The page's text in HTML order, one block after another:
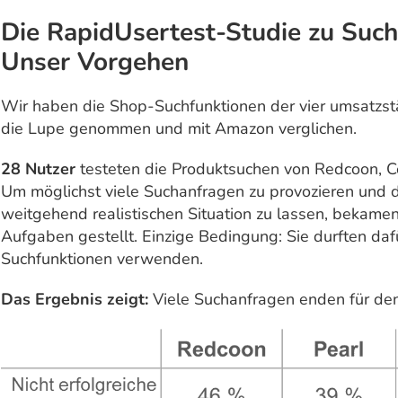
Die RapidUsertest-Studie zu
Unser Vorgehen
Wir haben die Shop-Suchfunktionen der vier
die Lupe genommen und mit Amazon verglichen.
28 Nutzer testeten die Produktsuchen von Redcoon,
Um möglichst viele Suchanfragen zu provozieren und
weitgehend realistischen Situation zu lassen,
Aufgaben gestellt. Einzige Bedingung: Sie durften
Suchfunktionen verwenden.
Das Ergebnis zeigt: Viele Suchanfragen enden für